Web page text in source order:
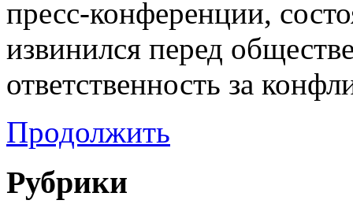
пресс-конференции,
извинился перед
ответственность за
Продолжить
Рубрики